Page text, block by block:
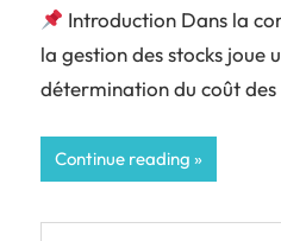
Introduction Dans la
la gestion des stocks joue
détermination du coût des
Continue reading